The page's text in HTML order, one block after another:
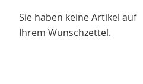
Sie haben keine Artikel auf
Ihrem Wunschzettel.